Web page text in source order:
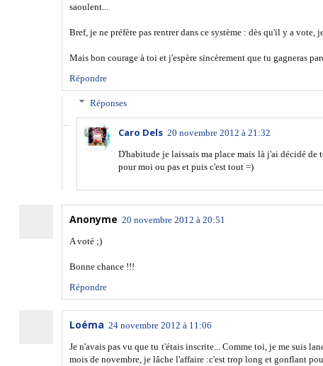
saoulent...
Bref, je ne préfère pas rentrer dans ce système : dès qu'il y a vote,
Mais bon courage à toi et j'espère sincèrement que tu gagneras
Répondre
Réponses
Caro Dels 20 novembre 2012 à 21:32
D'habitude je laissais ma place mais là j'ai décidé de
pour moi ou pas et puis c'est tout =)
Anonyme 20 novembre 2012 à 20:51
A voté ;)
Bonne chance !!!
Répondre
Loéma 24 novembre 2012 à 11:06
Je n'avais pas vu que tu t'étais inscrite... Comme toi, je me suis
mois de novembre, je lâche l'affaire :c'est trop long et gonflant